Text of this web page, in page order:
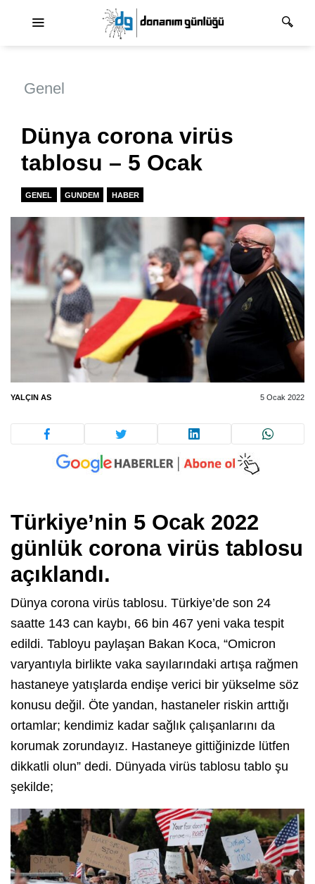
Genel
Dünya corona virüs
tablosu – 5 Ocak
GENEL GUNDEM HABER
YALÇIN AS 5 Ocak 2022
Türkiye’nin 5 Ocak 2022
günlük corona virüs tablosu
açıklandı.
Dünya corona virüs tablosu. Türkiye’de son 24
saatte 143 can kaybı, 66 bin 467 yeni vaka tespit
edildi. Tabloyu paylaşan Bakan Koca, “Omicron
varyantıyla birlikte vaka sayılarındaki artışa rağmen
hastaneye yatışlarda endişe verici bir yükselme söz
konusu değil. Öte yandan, hastaneler riskin arttığı
ortamlar; kendimiz kadar sağlık çalışanlarını da
korumak zorundayız. Hastaneye gittiğinizde lütfen
dikkatli olun” dedi. Dünyada virüs tablosu tablo şu
şekilde;